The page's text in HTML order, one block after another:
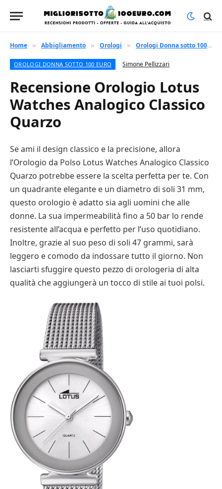
Home » Abbigliamento » Orologi » Orologi Donna sotto 100 euro
OROLOGI DONNA SOTTO 100 EURO Simone Pellizzari
Recensione Orologio Lotus
Watches Analogico Classico
Quarzo
Se ami il design classico e la precisione, allora
l’Orologio da Polso Lotus Watches Analogico Classico
Quarzo potrebbe essere la scelta perfetta per te. Con
un quadrante elegante e un diametro di soli 31 mm,
questo orologio è adatto sia agli uomini che alle
donne. La sua impermeabilità fino a 50 bar lo rende
resistente all’acqua e perfetto per l’uso quotidiano.
Inoltre, grazie al suo peso di soli 47 grammi, sarà
leggero e comodo da indossare tutto il giorno. Non
lasciarti sfuggire questo pezzo di orologeria di alta
qualità che aggiungerà un tocco di stile ai tuoi polsi.